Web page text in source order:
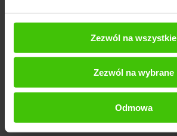
Zezwól na wszystkie
Zezwól na wybrane
Odmowa